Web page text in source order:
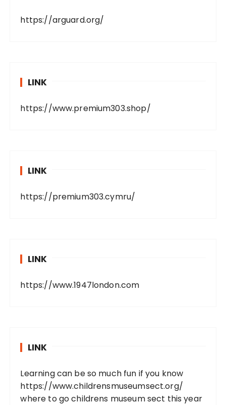
https://arguard.org/
LINK
https://www.premium303.shop/
LINK
https://premium303.cymru/
LINK
https://www.1947london.com
LINK
Learning can be so much fun if you know
https://www.childrensmuseumsect.org/
where to go childrens museum sect this year